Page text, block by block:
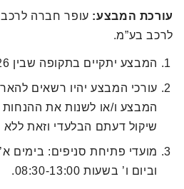
עורכת המבצע: עופר חברה
לרכב בע”מ.
המבצע יתקיים בתקופה שבין 1.7.26 ועד 15.8.26.
עורכי המבצע יהיו רשאים
המבצע ו/או לשנות את ההנחות
שיקול דעתם הבלעדי וזאת
וביום ו’ בשעות 08:30-13:00.